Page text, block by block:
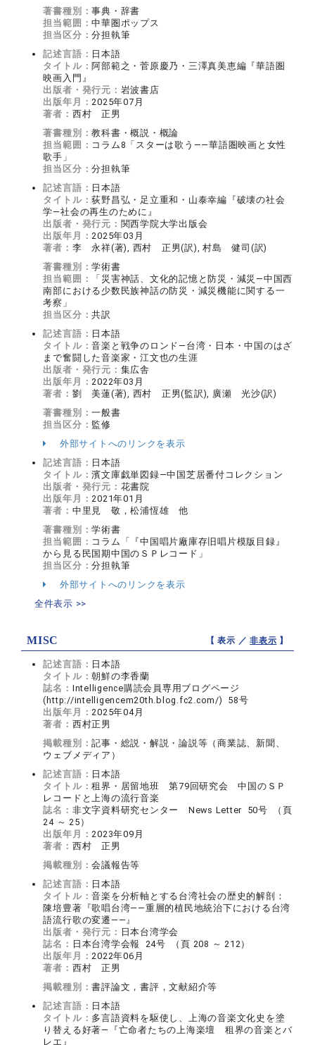
著書種別：事典・辞書
担当範囲：中華圏ポップス
担当区分：分担執筆
記述言語： 日本語
タイトル： 阿部範之・菅原慶乃・三澤真美恵編『華語圏
映画入門』
出版者・発行元： 岩波書店
出版年月：2025年07月
著者： 西村 正男
著書種別：教科書・概説・概論
担当範囲： コラム8「スターは歌う――華語圏映画と女性
歌手」
担当区分：分担執筆
記述言語： 日本語
タイトル：荻野昌弘・足立重和・山泰幸編『破壊の社会
学―社会の再生のために』
出版者・発行元： 関西学院大学出版会
出版年月：2025年03月
著者： 李 永祥(著), 西村 正男(訳), 村島 健司(訳)
著書種別：学術書
担当範囲：
「災害神話、文化的記憶と防災・減災―中国西
南部における少数民族神話の防災・減災機能に関する一
考察」
担当区分：共訳
記述言語： 日本語
タイトル：音楽と戦争のロンド―台湾・日本・中国のはざ
まで奮闘した音楽家・江文也の生涯
出版者・発行元： 集広舎
出版年月：2022年03月
著者： 劉 美蓮(著), 西村 正男(監訳), 廣瀬 光沙(訳)
著書種別：一般書
担当区分： 監修
外部サイトへのリンクを表示
記述言語： 日本語
タイトル：濱文庫戯単図録―中国芝居番付コレクション
出版者・発行元： 花書院
出版年月：2021年01月
著者： 中里見 敬，松浦恆雄 他
著書種別：学術書
担当範囲： コラム「『中国唱片廠庫存旧唱片模版目録』
から見る民国期中国のＳＰレコード」
担当区分：分担執筆
外部サイトへのリンクを表示
全件表示 >>
MISC 【 表示 ／非表示 】
記述言語： 日本語
タイトル：朝鮮の李香蘭
誌名： Intelligence購読会員専用ブログページ
(http://intelligencem20th.blog.fc2.com/) 58号
出版年月：2025年04月
著者： 西村正男
掲載種別：記事・総説・解説・論説等（商業誌、新聞、
ウェブメディア）
記述言語： 日本語
タイトル：租界・居留地班 第79回研究会 中国のＳＰ
レコードと上海の流行音楽
誌名： 非文字資料研究センター News Letter 50号 （頁
24 ～ 25）
出版年月：2023年09月
著者： 西村 正男
掲載種別：会議報告等
記述言語： 日本語
タイトル：音楽を分析軸とする台湾社会の歴史的解剖：
陳培豊著『歌唱台湾――重層的植民地統治下における台湾
語流行歌の変遷――』
出版者・発行元： 日本台湾学会
誌名： 日本台湾学会報 24号 （頁 208 ～ 212）
出版年月：2022年06月
著者： 西村 正男
掲載種別：書評論文，書評，文献紹介等
記述言語： 日本語
タイトル： 多言語資料を駆使し、上海の音楽文化史を塗
り替える好著―『亡命者たちの上海楽壇 租界の音楽とバ
レエ』